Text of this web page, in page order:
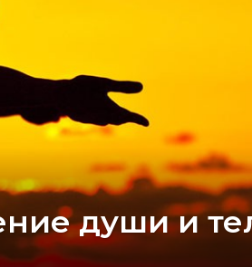
души и